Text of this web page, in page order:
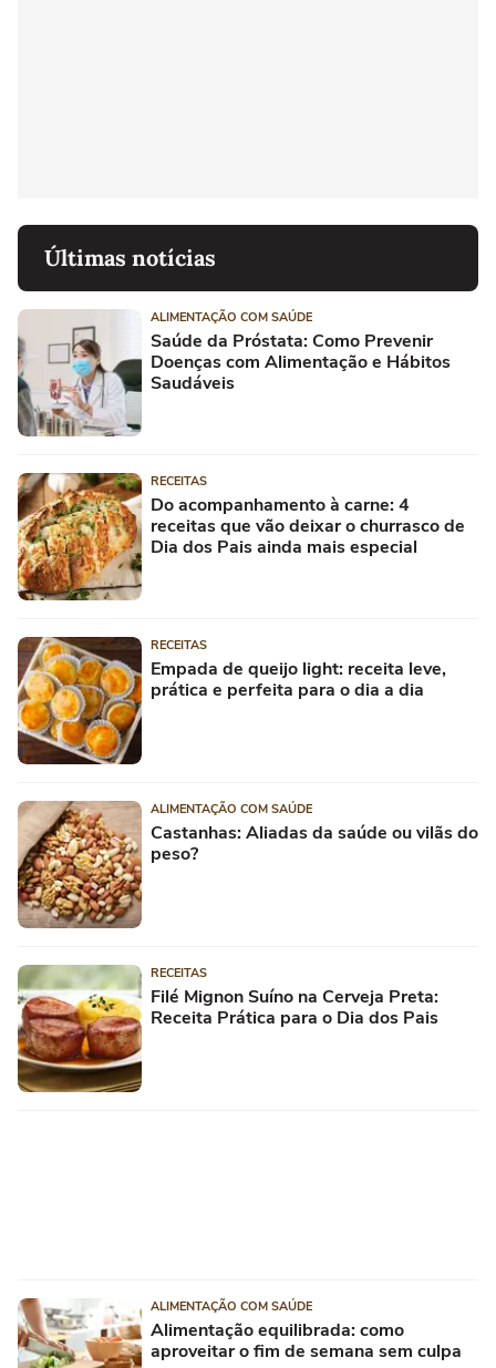
Últimas notícias
ALIMENTAÇÃO COM SAÚDE
Saúde da Próstata: Como Prevenir
Doenças com Alimentação e Hábitos
Saudáveis
RECEITAS
Do acompanhamento à carne: 4
receitas que vão deixar o churrasco de
Dia dos Pais ainda mais especial
RECEITAS
Empada de queijo light: receita leve,
prática e perfeita para o dia a dia
ALIMENTAÇÃO COM SAÚDE
Castanhas: Aliadas da saúde ou vilãs do
peso?
RECEITAS
Filé Mignon Suíno na Cerveja Preta:
Receita Prática para o Dia dos Pais
ALIMENTAÇÃO COM SAÚDE
Alimentação equilibrada: como
aproveitar o fim de semana sem culpa